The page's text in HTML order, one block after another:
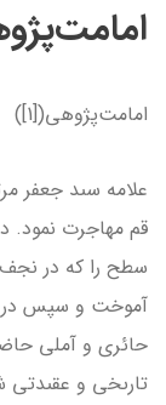
امامت­‌پژوهى([1])
قم مهاجرت نمود.
سطح را که در نجف
آموخت و سپس در
حائرى و آملى
تارىخى و